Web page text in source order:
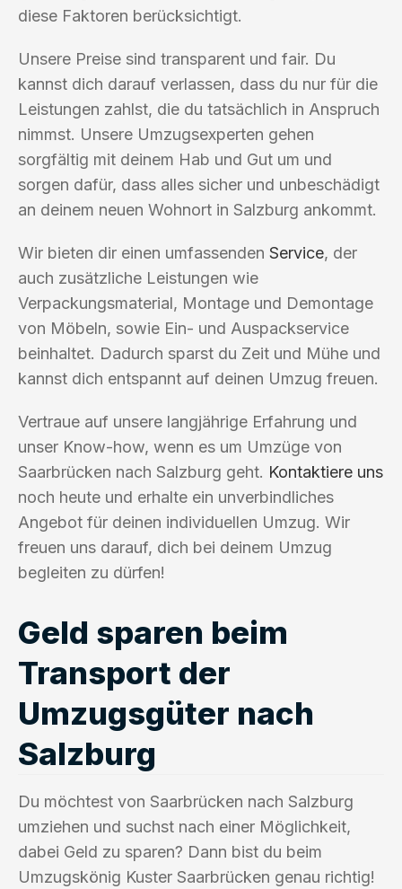
diese Faktoren berücksichtigt.
Unsere Preise sind transparent und fair. Du
kannst dich darauf verlassen, dass du nur für die
Leistungen zahlst, die du tatsächlich in Anspruch
nimmst. Unsere Umzugsexperten gehen
sorgfältig mit deinem Hab und Gut um und
sorgen dafür, dass alles sicher und unbeschädigt
an deinem neuen Wohnort in Salzburg ankommt.
Wir bieten dir einen umfassenden Service, der
auch zusätzliche Leistungen wie
Verpackungsmaterial, Montage und Demontage
von Möbeln, sowie Ein- und Auspackservice
beinhaltet. Dadurch sparst du Zeit und Mühe und
kannst dich entspannt auf deinen Umzug freuen.
Vertraue auf unsere langjährige Erfahrung und
unser Know-how, wenn es um Umzüge von
Saarbrücken nach Salzburg geht. Kontaktiere uns
noch heute und erhalte ein unverbindliches
Angebot für deinen individuellen Umzug. Wir
freuen uns darauf, dich bei deinem Umzug
begleiten zu dürfen!
Geld sparen beim
Transport der
Umzugsgüter nach
Salzburg
Du möchtest von Saarbrücken nach Salzburg
umziehen und suchst nach einer Möglichkeit,
dabei Geld zu sparen? Dann bist du beim
Umzugskönig Kuster Saarbrücken genau richtig!